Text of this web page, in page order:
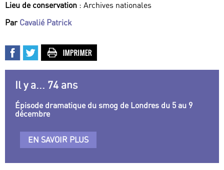
Lieu de conservation : Archives nationales
Par Cavalié Patrick
Il y a... 74 ans
Épisode dramatique du smog de Londres du 5 au 9
décembre
EN SAVOIR PLUS